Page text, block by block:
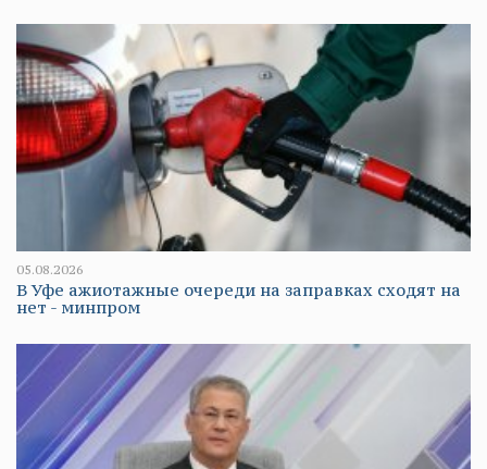
05.08.2026
В Уфе ажиотажные очереди на заправках сходят на
нет - минпром